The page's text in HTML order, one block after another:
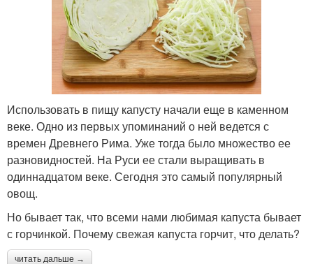
Использовать в пищу капусту начали еще в каменном
веке. Одно из первых упоминаний о ней ведется с
времен Древнего Рима. Уже тогда было множество ее
разновидностей. На Руси ее стали выращивать в
одиннадцатом веке. Сегодня это самый популярный
овощ.
Но бывает так, что всеми нами любимая капуста бывает
с горчинкой. Почему свежая капуста горчит, что делать?
читать дальше →